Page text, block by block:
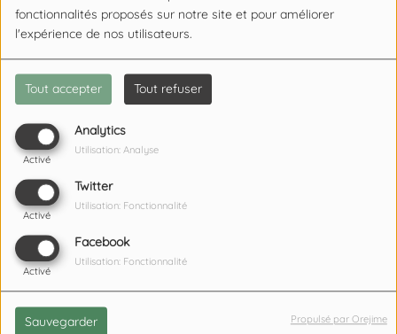
fonctionnalités proposés sur notre site et pour améliorer
l'expérience de nos utilisateurs.
Tout accepter Tout refuser
Analytics
Activé
Utilisation: Analyse
Twitter
Activé
Utilisation: Fonctionnalité
Facebook
Activé
Utilisation: Fonctionnalité
Sauvegarder Propulsé par Orejime
UN HABITANT DE GUISE EST
DE SAINT-QUENTIN.
Coucy-le-Château : un
Viry-Noureuil : un magasin
Intersport vient d'ouvrir ses
portes.
Laon : atteint de la
homme met le feu à des